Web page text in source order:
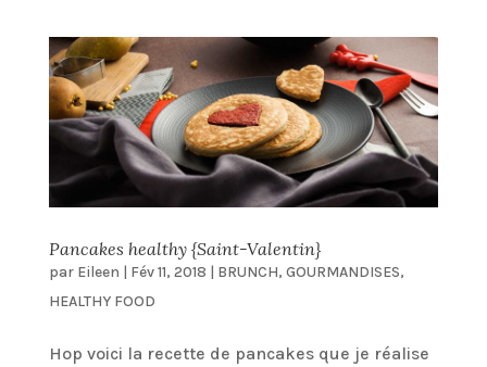
Pancakes healthy {Saint-Valentin}
par Eileen | Fév 11, 2018 | BRUNCH, GOURMANDISES,
HEALTHY FOOD
Hop voici la recette de pancakes que je réalise